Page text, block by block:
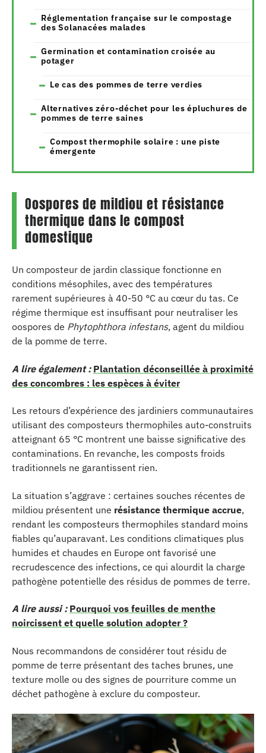
Réglementation française sur le compostage
des Solanacées malades
Germination et contamination croisée au
potager
Le cas des pommes de terre verdies
Alternatives zéro-déchet pour les épluchures de
pommes de terre saines
Compost thermophile solaire : une piste
émergente
Oospores de mildiou et résistance
thermique dans le compost
domestique
Un composteur de jardin classique fonctionne en
conditions mésophiles, avec des températures
rarement supérieures à 40-50 °C au cœur du tas. Ce
régime thermique est insuffisant pour neutraliser les
oospores de Phytophthora infestans, agent du mildiou
de la pomme de terre.
A lire également : Plantation déconseillée à proximité
des concombres : les espèces à éviter
Les retours d’expérience des jardiniers communautaires
utilisant des composteurs thermophiles auto-construits
atteignant 65 °C montrent une baisse significative des
contaminations. En revanche, les composts froids
traditionnels ne garantissent rien.
La situation s’aggrave : certaines souches récentes de
mildiou présentent une résistance thermique accrue,
rendant les composteurs thermophiles standard moins
fiables qu’auparavant. Les conditions climatiques plus
humides et chaudes en Europe ont favorisé une
recrudescence des infections, ce qui alourdit la charge
pathogène potentielle des résidus de pommes de terre.
A lire aussi : Pourquoi vos feuilles de menthe
noircissent et quelle solution adopter ?
Nous recommandons de considérer tout résidu de
pomme de terre présentant des taches brunes, une
texture molle ou des signes de pourriture comme un
déchet pathogène à exclure du composteur.